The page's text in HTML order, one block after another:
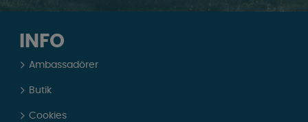
INFO
Ambassadörer
Butik
Cookies